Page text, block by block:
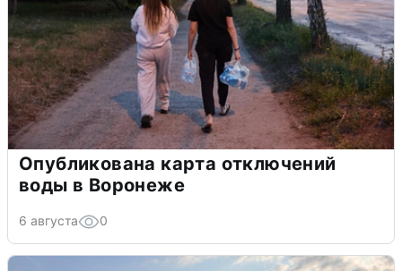
Опубликована карта отключений
воды в Воронеже
6 августа 0